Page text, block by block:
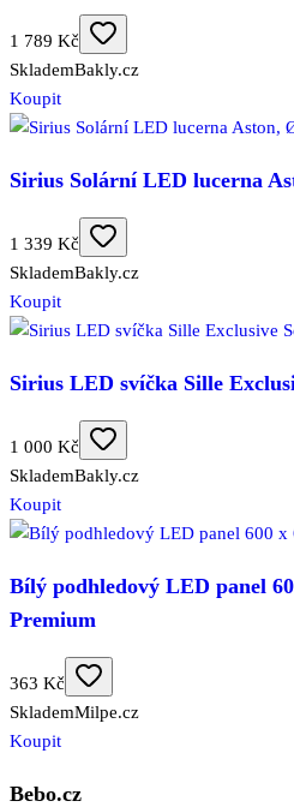
1 789 Kč
SklademBakly.cz
Koupit
Sirius Solární LED lucerna
1 339 Kč
SklademBakly.cz
Koupit
Sirius LED svíčka Sille
1 000 Kč
SklademBakly.cz
Koupit
Bílý podhledový LED panel
Premium
363 Kč
SklademMilpe.cz
Koupit
Bebo.cz